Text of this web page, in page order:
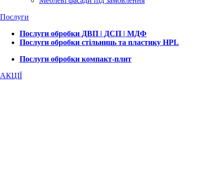
Послуги
Послуги обробки ДВП | ДСП | МДФ
Послуги обробки стільниць та пластику HPL
Послуги обробки компакт-плит
АКЦІЇ